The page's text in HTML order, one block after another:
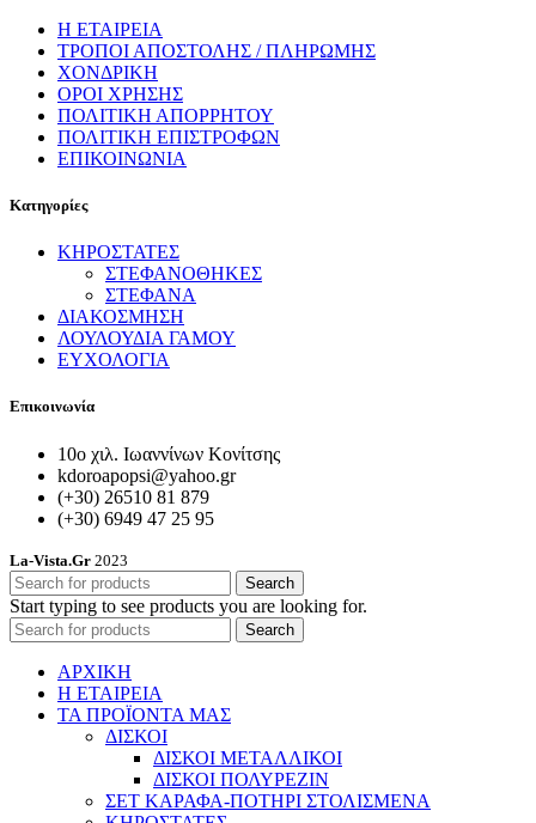
Η ΕΤΑΙΡΕΙΑ
ΤΡΟΠΟΙ ΑΠΟΣΤΟΛΗΣ / ΠΛΗΡΩΜΗΣ
ΧΟΝΔΡΙΚΗ
ΟΡΟΙ ΧΡΗΣΗΣ
ΠΟΛΙΤΙΚΗ ΑΠΟΡΡΗΤΟΥ
ΠΟΛΙΤΙΚΗ ΕΠΙΣΤΡΟΦΩΝ
ΕΠΙΚΟΙΝΩΝΙΑ
Κατηγορίες
ΚΗΡΟΣΤΑΤΕΣ
ΣΤΕΦΑΝΟΘΗΚΕΣ
ΣΤΕΦΑΝΑ
ΔΙΑΚΟΣΜΗΣΗ
ΛΟΥΛΟΥΔΙΑ ΓΑΜΟΥ
ΕΥΧΟΛΟΓΙΑ
Επικοινωνία
10ο χιλ. Ιωαννίνων Κονίτσης
kdoroapopsi@yahoo.gr
(+30) 26510 81 879
(+30) 6949 47 25 95
La-Vista.Gr 2023
Search
Start typing to see products you are looking for.
Search
ΑΡΧΙΚΗ
Η ΕΤΑΙΡΕΙΑ
ΤΑ ΠΡΟΪΟΝΤΑ ΜΑΣ
ΔΙΣΚΟΙ
ΔΙΣΚΟΙ ΜΕΤΑΛΛΙΚΟΙ
ΔΙΣΚΟΙ ΠΟΛΥΡΕΖΙΝ
ΣΕΤ ΚΑΡΑΦΑ-ΠΟΤΗΡΙ ΣΤΟΛΙΣΜΕΝΑ